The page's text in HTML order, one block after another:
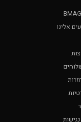
אלינו